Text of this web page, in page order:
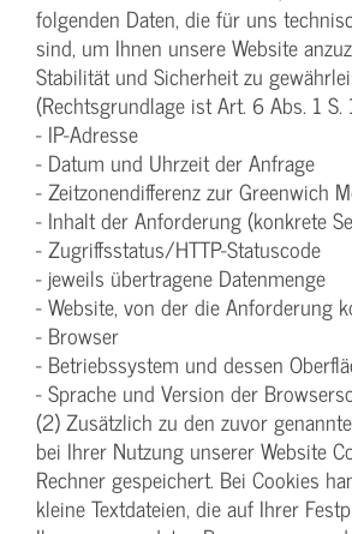
folgenden Daten, die für uns
sind, um Ihnen unsere Website
Stabilität und Sicherheit zu
(Rechtsgrundlage ist Art. 6 Abs. 1 S.
- IP-Adresse
- Datum und Uhrzeit der Anfrage
- Zeitzonendifferenz zur Greenwich
- Inhalt der Anforderung (konkrete
- Zugriffsstatus/HTTP-Statuscode
- jeweils übertragene Datenmenge
- Website, von der die Anforderung
- Browser
- Betriebssystem und dessen
- Sprache und Version der
(2) Zusätzlich zu den zuvor
bei Ihrer Nutzung unserer Website
Rechner gespeichert. Bei Cookies
kleine Textdateien, die auf Ihrer